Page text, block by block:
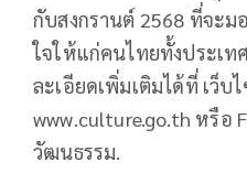
กับสงกรานต์ 2568 ที่จะ
ใจให้แก่คนไทยทั้งประเ
ละเอียดเพิ่มเติมได้ที่ เว็บ
www.culture.go.th หรือ
วัฒนธรรม.